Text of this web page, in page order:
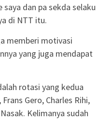
dan pa sekda selaku
di NTT itu.
memberi motivasi
yang juga mendapat
rotasi yang kedua
Gero, Charles Rihi,
Kelimanya sudah